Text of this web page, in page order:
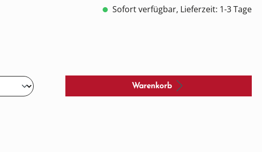
Sofort verfügbar, Lieferzeit: 1-3 Tage
Warenkorb